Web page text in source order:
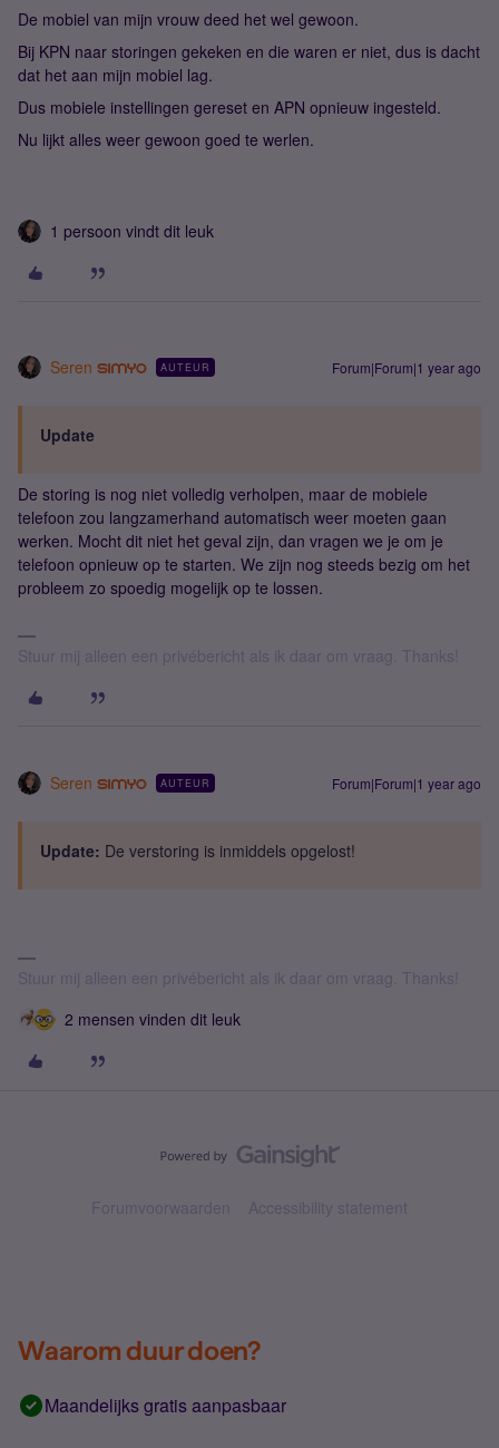
De mobiel van mijn vrouw deed het wel gewoon.
Bij KPN naar storingen gekeken en die waren er niet, dus is dacht
dat het aan mijn mobiel lag.
Dus mobiele instellingen gereset en APN opnieuw ingesteld.
Nu lijkt alles weer gewoon goed te werlen.
1 persoon vindt dit leuk
Seren AUTEUR Forum|Forum|1 year ago
Update
De storing is nog niet volledig verholpen, maar de mobiele
telefoon zou langzamerhand automatisch weer moeten gaan
werken. Mocht dit niet het geval zijn, dan vragen we je om je
telefoon opnieuw op te starten. We zijn nog steeds bezig om het
probleem zo spoedig mogelijk op te lossen.
Stuur mij alleen een privébericht als ik daar om vraag. Thanks!
Seren AUTEUR Forum|Forum|1 year ago
Update: De verstoring is inmiddels opgelost!
Stuur mij alleen een privébericht als ik daar om vraag. Thanks!
2 mensen vinden dit leuk
Forumvoorwaarden Accessibility statement
Waarom duur doen?
Maandelijks gratis aanpasbaar